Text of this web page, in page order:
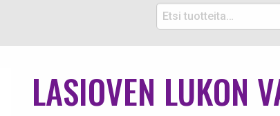
Etsi
tuotteita:
LASIOVEN LUKON